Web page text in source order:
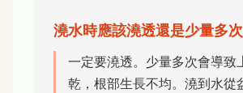
澆水時應該澆透還是少量多次
一定要澆透。少量多次會導致
乾，根部生長不均。澆到水從